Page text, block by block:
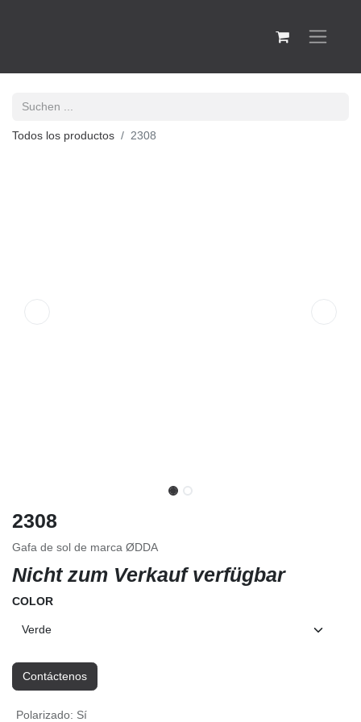
Todos los productos 2308
2308
Gafa de sol de marca ØDDA
Nicht zum Verkauf verfügbar
COLOR
Contáctenos
Polarizado: Sí